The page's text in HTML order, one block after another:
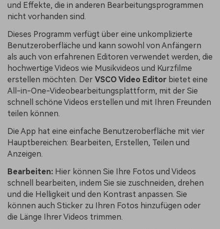
und Effekte, die in anderen Bearbeitungsprogrammen
nicht vorhanden sind.
Dieses Programm verfügt über eine unkomplizierte
Benutzeroberfläche und kann sowohl von Anfängern
als auch von erfahrenen Editoren verwendet werden, die
hochwertige Videos wie Musikvideos und Kurzfilme
erstellen möchten. Der VSCO Video Editor bietet eine
All-in-One-Videobearbeitungsplattform, mit der Sie
schnell schöne Videos erstellen und mit Ihren Freunden
teilen können.
Die App hat eine einfache Benutzeroberfläche mit vier
Hauptbereichen: Bearbeiten, Erstellen, Teilen und
Anzeigen.
Bearbeiten: Hier können Sie Ihre Fotos und Videos
schnell bearbeiten, indem Sie sie zuschneiden, drehen
und die Helligkeit und den Kontrast anpassen. Sie
können auch Sticker zu Ihren Fotos hinzufügen oder
die Länge Ihrer Videos trimmen.